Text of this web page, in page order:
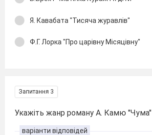
Я. Кавабата "Тисяча журавлів"
Ф.Г. Лорка "Про царівну Місяцівну"
Запитання 3
Укажіть жанр роману А. Камю "Чума"
варіанти відповідей